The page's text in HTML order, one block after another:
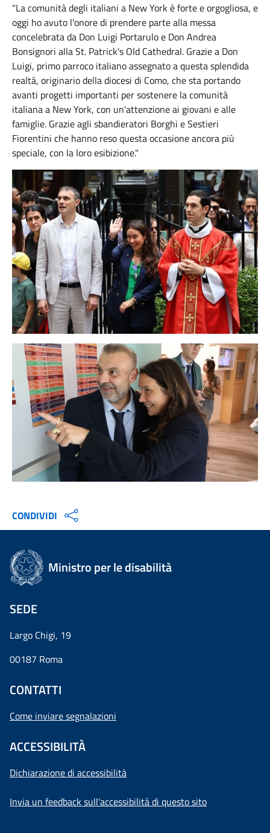
"La comunità degli italiani a New York è forte e orgogliosa, e
oggi ho avuto l'onore di prendere parte alla messa
concelebrata da Don Luigi Portarulo e Don Andrea
Bonsignori alla St. Patrick's Old Cathedral. Grazie a Don
Luigi, primo parroco italiano assegnato a questa splendida
realtá, originario della diocesi di Como, che sta portando
avanti progetti importanti per sostenere la comunità
italiana a New York, con un'attenzione ai giovani e alle
famiglie. Grazie agli sbandieratori Borghi e Sestieri
Fiorentini che hanno reso questa occasione ancora più
speciale, con la loro esibizione."
CONDIVIDI
Ministro per le disabilità
SEDE
Largo Chigi, 19
00187 Roma
CONTATTI
Come inviare segnalazioni
ACCESSIBILITÀ
Dichiarazione di accessibilità
Invia un feedback sull'accessibilità di questo sito